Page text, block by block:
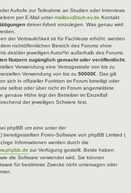
Aufrufe zur Teilnahme an Studien oder Interviews
per E-Mail untermailbox@suh-ev.de Kontakt
deiner Arbeit vorzulegen. Was genau wird
der Vertraulichkeit ist für Fachleute erhöht: werden
nichtöffentlichen Bereich des Forums ohne
des/der jeweiligen Autor*in außerhalb des Forums
Nutzern zugänglich gemacht oder veröffentlicht,
Verwendung eine Vertragsstrafe von bis zu
Verwendung von bis zu 50000€ . Das gilt
sich in offizieller Funktion im Forum beteiligt oder
selbst oder über nicht im Forum angemeldete
genaue Höhe legt der Betreiber im Einzelfall
der jeweiligen Schwere fest.
phpBB um eine unter der
bereitgestellten Foren-Software von phpBB Limited (
Informationen werden durch die
zur Verfügung gestellt. Beide haben
die Software verwendet wird. Sie können
für bestimmte Zwecke nicht untersagen oder